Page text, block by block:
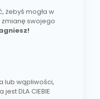
żebyś mogła w
swojego
lub wąpliwości,
DLA CIEBIE